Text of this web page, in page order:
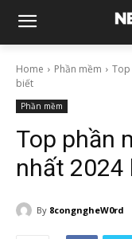
Home Phần mềm
Top
biết
Phần mềm
Top phần
nhất 2024
By 8congngheW0rd